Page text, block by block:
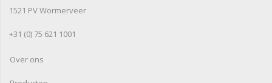
1521 PV Wormerveer
+31 (0) 75 621 1001
Over ons